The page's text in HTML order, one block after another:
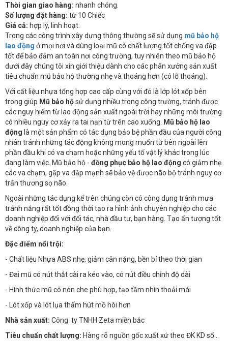
Thời gian giao hàng: nhanh chóng.
Số lượng đặt hàng: từ 10 Chiếc
Giá cả: hợp lý, linh hoạt.
Trong các công trình xây dựng thông thường sẽ sử dụng mũ bảo hộ
lao động ở mọi nơi và dùng loại mũ có chất lượng tốt chống va đập
tốt để bảo đảm an toàn nơi công trường, tuy nhiên theo mũ bảo hộ
dưới đây chúng tôi xin giới thiệu dành cho các phân xưởng sản xuất
tiêu chuẩn mũ bảo hộ thường nhẹ và thoáng hơn (có lỗ thoáng).
Với cất liệu nhựa tổng hợp cao cấp cùng với đó là lớp lót xốp bên
trong giúp Mũ bảo hộsử dụng nhiều trong công trường, tránh được
các nguy hiểm từ lao động sản xuất ngoài trời hay những môi trường
có nhiều nguy cơ xảy ra tai nạn từ trên cao xuống. Mũ bảo hộ lao
động là một sản phẩm có tác dụng bảo bệ phần đầu của người công
nhân tránh những tác động không mong muốn từ bên ngoài lên
phần đầu khi có va chạm hoặc những yếu tố vật lý khác trong lúc
đang làm việc. Mũ bảo hộ - đồng phục bảo hộ lao động có giảm nhẹ
các va chạm, gặp va đập mạnh sẽ bảo vệ được não bộ tránh nguy cơ
trấn thương sọ não.
Ngoài những tác dụng kể trên chúng còn có công dụng tránh mưa
tránh nắng rất tốt đồng thời tạo ra hình ảnh chuyên nghiệp cho các
doanh nghiệp đối với đối tác, nhà đầu tư, bạn hàng. Tạo ấn tượng tốt
về công ty, doanh nghiệp của bạn.
Đặc điểm nổi trội:
- Chất liệu Nhựa ABS nhẹ, giảm cân nặng, bền bỉ theo thời gian
- Đai mũ có nút thắt cài ra kéo vào, có nút điều chỉnh độ dài
- Hình thức mũ có nón che phù hợp, tạo tầm nhìn thoải mái
- Lót xốp và lót lụa thấm hút mồ hôi hơn
Nhà sản xuất: Công ty TNHH Zeta miền bắc
Tiêu chuẩn chất lượng: Hàng rõ nguồn gốc xuất xứ theo ĐK KD số…